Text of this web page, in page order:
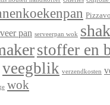
pan serveerpan wok
stoffer en
veegblik verzendkosten
wok